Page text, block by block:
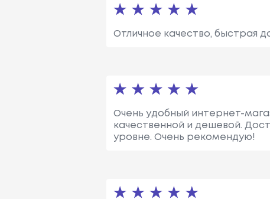
Отличное качество, быстрая
Очень удобный интернет-
качественной и дешевой.
уровне. Очень рекомендую!